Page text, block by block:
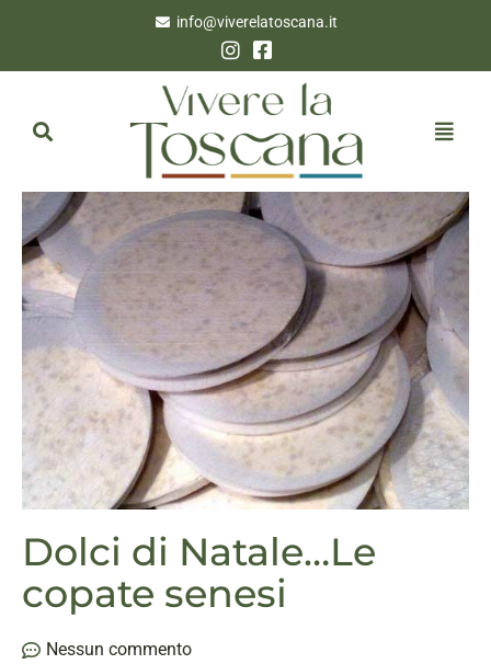
info@viverelatoscana.it
Dolci di Natale…Le
copate senesi
Nessun commento